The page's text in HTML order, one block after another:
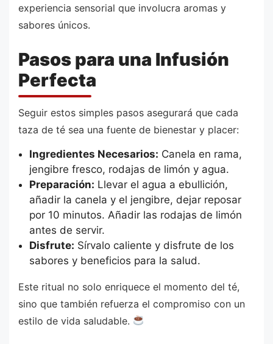
experiencia sensorial que involucra aromas y
sabores únicos.
Pasos para una Infusión
Perfecta
Seguir estos simples pasos asegurará que cada
taza de té sea una fuente de bienestar y placer:
Ingredientes Necesarios: Canela en rama,
jengibre fresco, rodajas de limón y agua.
Preparación: Llevar el agua a ebullición,
añadir la canela y el jengibre, dejar reposar
por 10 minutos. Añadir las rodajas de limón
antes de servir.
Disfrute: Sírvalo caliente y disfrute de los
sabores y beneficios para la salud.
Este ritual no solo enriquece el momento del té,
sino que también refuerza el compromiso con un
estilo de vida saludable.